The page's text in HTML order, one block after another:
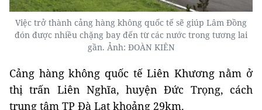
Việc trở thành cảng hàng không quốc tế sẽ giúp Lâm Đồng
đón được nhiều chặng bay đến từ các nước trong tương lai
gần. Ảnh: ĐOÀN KIÊN
Cảng hàng không quốc tế Liên Khương nằm ở
thị trấn Liên Nghĩa, huyện Đức Trọng, cách
trung tâm TP Đà Lạt khoảng 29km.